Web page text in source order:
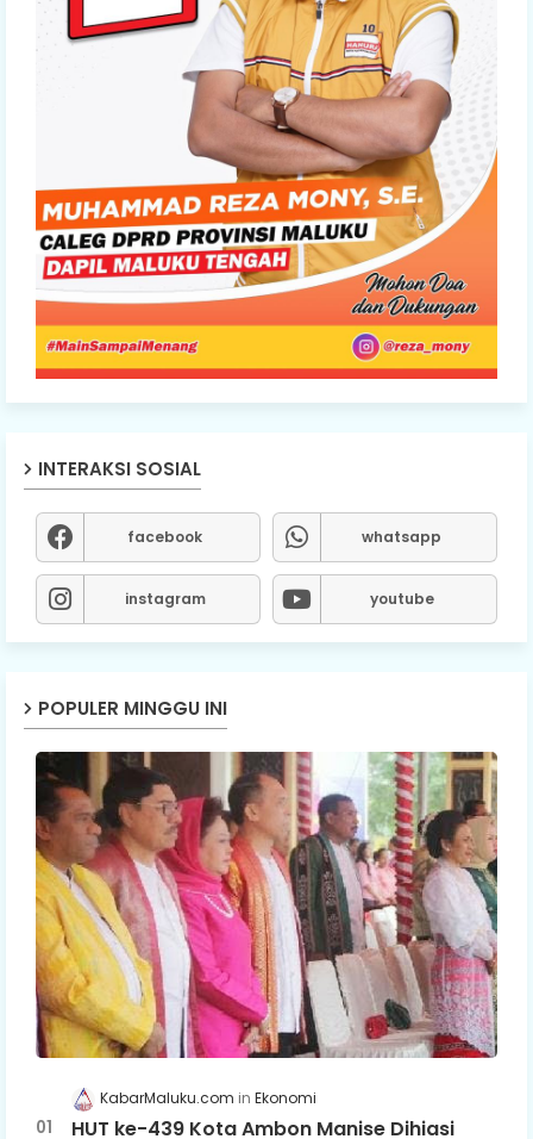
INTERAKSI SOSIAL
facebook whatsapp
instagram youtube
POPULER MINGGU INI
KabarMaluku.com Ekonomi
HUT ke-439 Kota Ambon Manise Dihiasi